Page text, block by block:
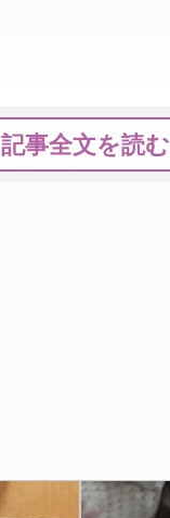
記事全文を読む